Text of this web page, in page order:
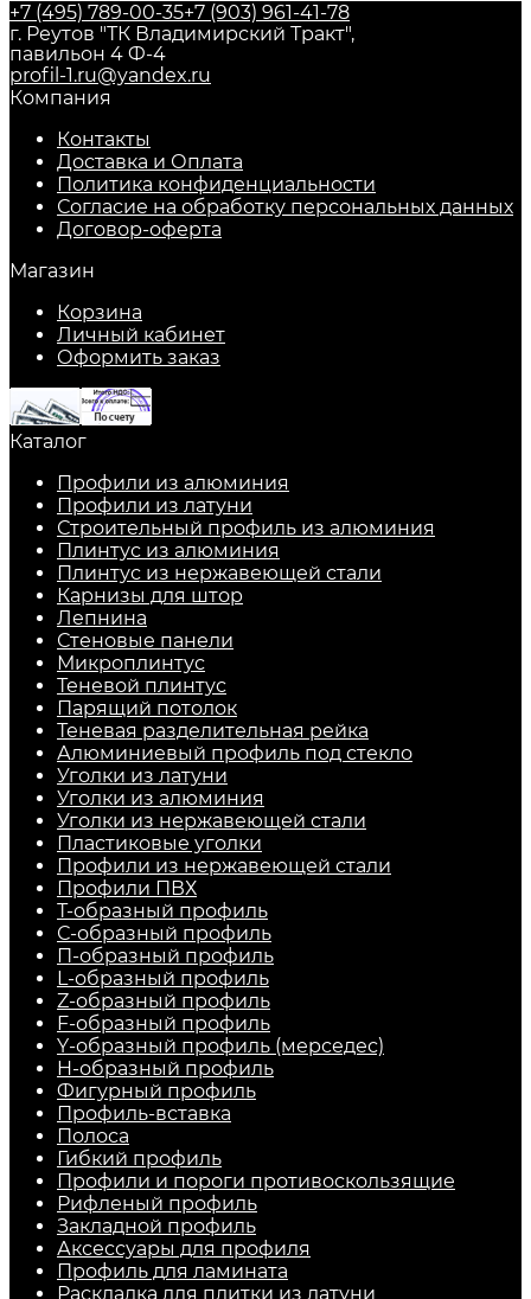
+7 (495) 789-00-35+7 (903) 961-41-78
г. Реутов "ТК Владимирский Тракт",
павильон 4 Ф-4
profil-1.ru@yandex.ru
Компания
Контакты
Доставка и Оплата
Политика конфиденциальности
Согласие на обработку персональных данных
Договор-оферта
Магазин
Корзина
Личный кабинет
Оформить заказ
Каталог
Профили из алюминия
Профили из латуни
Строительный профиль из алюминия
Плинтус из алюминия
Плинтус из нержавеющей стали
Карнизы для штор
Лепнина
Стеновые панели
Микроплинтус
Теневой плинтус
Парящий потолок
Теневая разделительная рейка
Алюминиевый профиль под стекло
Уголки из латуни
Уголки из алюминия
Уголки из нержавеющей стали
Пластиковые уголки
Профили из нержавеющей стали
Профили ПВХ
Т-образный профиль
С-образный профиль
П-образный профиль
L-образный профиль
Z-образный профиль
F-образный профиль
Y-образный профиль (мерседес)
H-образный профиль
Фигурный профиль
Профиль-вставка
Полоса
Гибкий профиль
Профили и пороги противоскользящие
Рифленый профиль
Закладной профиль
Аксессуары для профиля
Профиль для ламината
Раскладка для плитки из латуни